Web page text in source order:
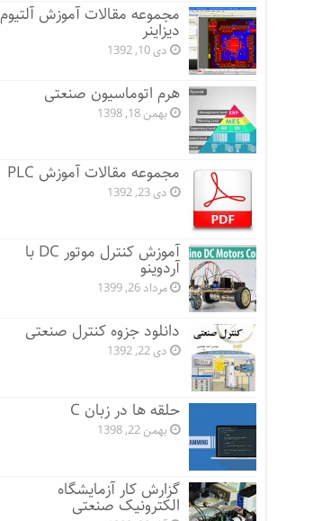
مجموعه مقالات آموزش آلتیوم
دیزاینر
دی 10, 1392
هرم اتوماسیون صنعتی
بهمن 18, 1398
مجموعه مقالات آموزش PLC
دی 23, 1392
آموزش کنترل موتور DC با
آردوینو
مرداد 26, 1399
دانلود جزوه کنترل صنعتی
دی 22, 1392
حلقه ها در زبان C
بهمن 22, 1398
گزارش کار آزمایشگاه
الکترونیک صنعتی